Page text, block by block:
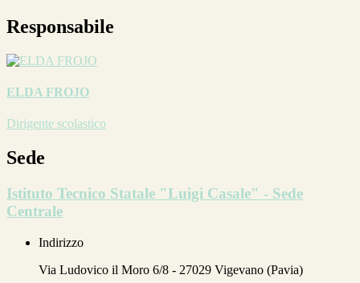
Responsabile
ELDA FROJO
Dirigente scolastico
Sede
Istituto Tecnico Statale "Luigi Casale" - Sede
Centrale
Indirizzo
Via Ludovico il Moro 6/8 - 27029 Vigevano (Pavia)